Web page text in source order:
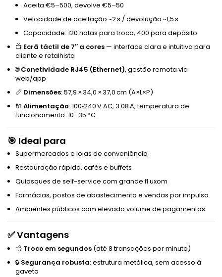
Aceita €5–500, devolve €5–50
Velocidade de aceitação ~2 s / devolução ~1,5 s
Capacidade: 120 notas para troco, 400 para depósito
📺 Ecrã táctil de 7″ a cores — interface clara e intuitiva para
cliente e retalhista
🌐Conetividade RJ45 (Ethernet), gestão remota via
web/app
📏 Dimensões: 57,9 × 34,0 × 37,0 cm (A×L×P)
🔌 Alimentação: 100‑240 V AC, 3.08 A; temperatura de
funcionamento: 10–35 °C
🎯 Ideal para
Supermercados e lojas de conveniência
Restauração rápida, cafés e buffets
Quiosques de self-service com grande fl uxom
Farmácias, postos de abastecimento e vendas por impulso
Ambientes públicos com elevado volume de pagamentos
✅ Vantagens
💨 Troco em segundos (até 8 transações por minuto)
🔒 Segurança robusta: estrutura metálica, sem acesso à
gaveta